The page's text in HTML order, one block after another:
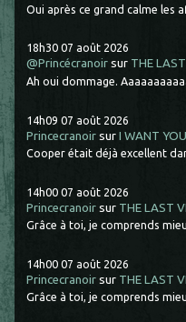
Oui après ce grand calme les
18h30 07 août 2026
@Princécranoir sur THE
Ah oui dommage.
14h09 07 août 2026
Princecranoir surI WANT
Cooper était déjà excellent
14h00 07 août 2026
Princecranoir sur THE LAST
Grâce à toi, je comprends
14h00 07 août 2026
Princecranoir sur THE LAST
Grâce à toi, je comprends